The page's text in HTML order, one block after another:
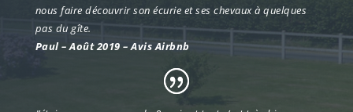
nous faire découvrir son écurie et ses chevaux à quelques
pas du gîte.
Paul – Août 2019 – Avis Airbnb